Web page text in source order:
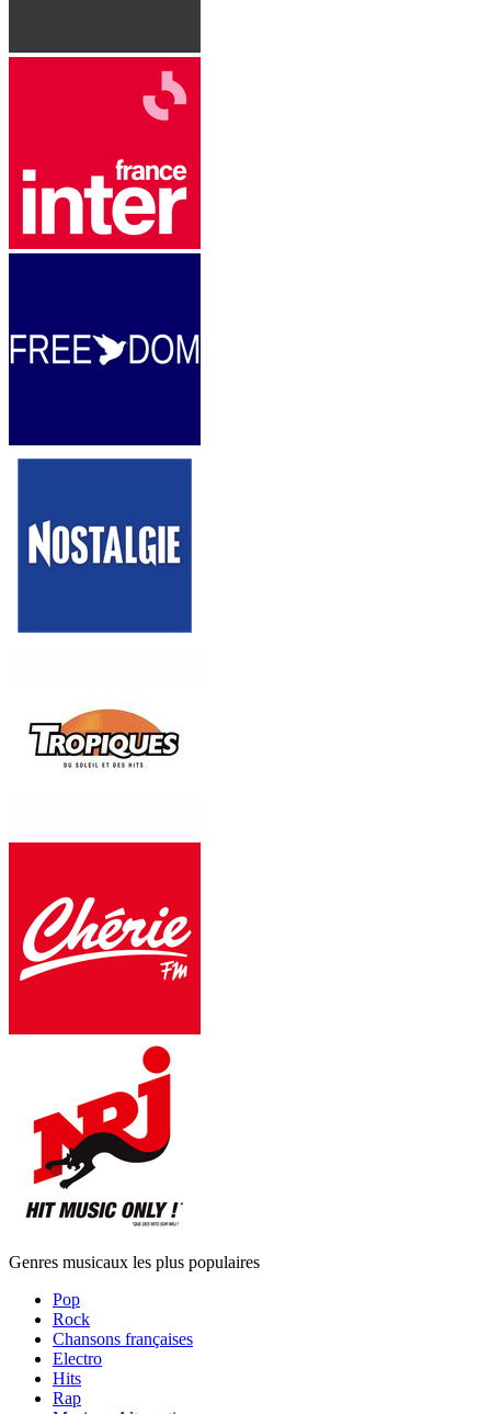
Genres musicaux les plus populaires
Pop
Rock
Chansons françaises
Electro
Hits
Rap